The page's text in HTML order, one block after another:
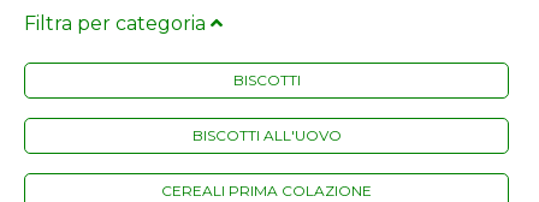
Filtra per categoria
BISCOTTI
BISCOTTI ALL'UOVO
CEREALI PRIMA COLAZIONE